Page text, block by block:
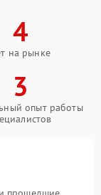
4
на рынке
3
опыт работы